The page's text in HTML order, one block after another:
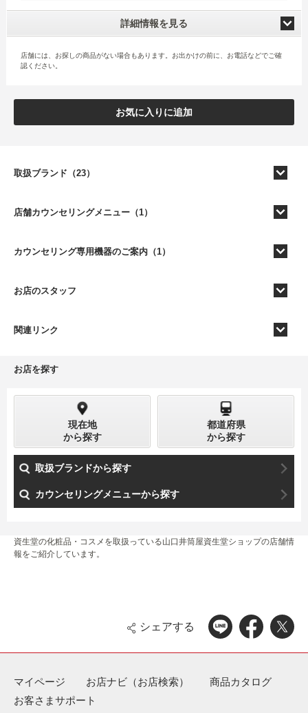
詳細情報を見る
店舗には、お探しの商品がない場合もあります。お出かけの前に、お電話などでご確
認ください。
お気に入りに追加
取扱ブランド（23）
店舗カウンセリングメニュー（1）
カウンセリング専用機器のご案内（1）
お店のスタッフ
関連リンク
お店を探す
現在地
から探す
都道府県
から探す
取扱ブランドから探す
カウンセリングメニューから探す
資生堂の化粧品・コスメを取扱っている山口井筒屋資生堂ショップの店舗情
報をご紹介しています。
シェアする
マイページ お店ナビ（お店検索）
商品カタログ
お客さまサポート